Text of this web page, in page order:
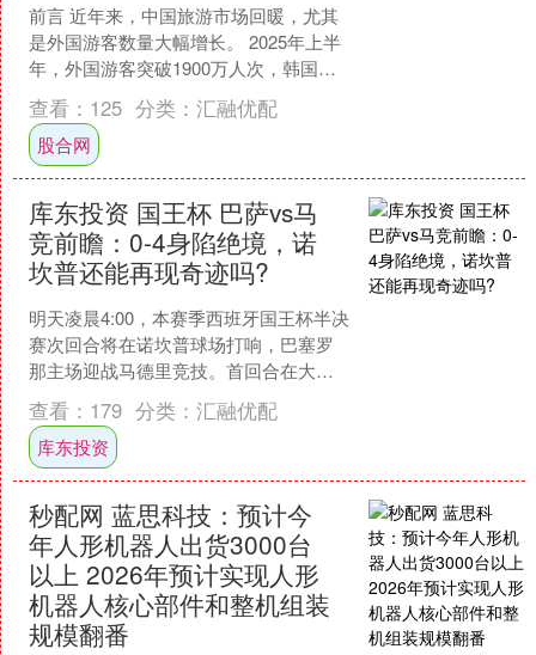
前言 近年来，中国旅游市场回暖，尤其
是外国游客数量大幅增长。 2025年上半
年，外国游客突破1900万人次，韩国游
客占了很大一部分。 随着免签政策的扩
展和更多旅....
查看： 125 分类： 汇融优配
股合网
库东投资 国王杯 巴萨vs马
竞前瞻：0-4身陷绝境，诺
坎普还能再现奇迹吗?
明天凌晨4:00，本赛季西班牙国王杯半决
赛次回合将在诺坎普球场打响，巴塞罗
那主场迎战马德里竞技。首回合在大都
会球场，巴萨客场0-4惨败，晋级希望渺
茫。此役回到主....
查看： 179 分类： 汇融优配
库东投资
秒配网 蓝思科技：预计今
年人形机器人出货3000台
以上 2026年预计实现人形
机器人核心部件和整机组装
规模翻番